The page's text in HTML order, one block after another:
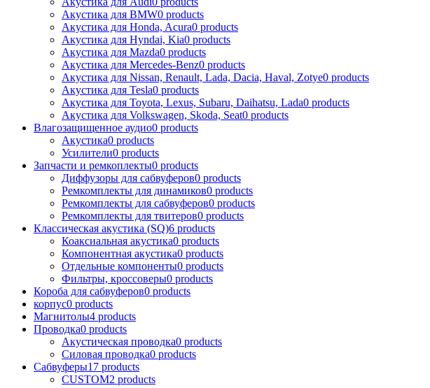
Акустика для BMW0 products
Акустика для Honda, Acura0 products
Акустика для Hyndai, Kia0 products
Акустика для Mazda0 products
Акустика для Mercedes-Benz0 products
Акустика для Nissan, Renault, Lada, Dacia, Haval, Zotye0 products
Акустика для Tesla0 products
Акустика для Toyota, Lexus, Subaru, Daihatsu, Lada0 products
Акустика для Volkswagen, Skoda, Seat0 products
Влагозащищенное аудио0 products
Акустика0 products
Усилители0 products
Запчасти и ремкоплекты0 products
Диффузоры для сабвуферов0 products
Ремкомплекты для динамиков0 products
Ремкомплекты для сабвуферов0 products
Ремкомплекты для твитеров0 products
Классическая акустика (SQ)6 products
Коаксиальная акустика0 products
Компонентная акустика0 products
Отдельные компоненты0 products
Фильтры, кроссоверы0 products
Короба для сабвуферов0 products
корпус0 products
Магнитолы4 products
Проводка0 products
Акустическая проводка0 products
Силовая проводка0 products
Сабвуферы17 products
CUSTOM2 products